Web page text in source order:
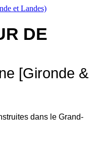
DE
[Gironde &
dans le Grand-